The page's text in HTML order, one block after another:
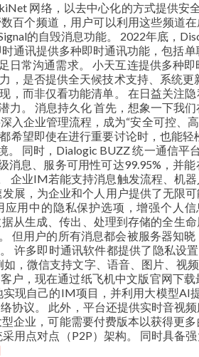
网络，以去中心化的方式提供
个频道，用户可以利用这些频道
的自毁消息功能。 2022年底，
讯提供多种即时通讯功能，包括
常沟通需求。 小天互连提供多种
是否提供全天候技术支持、系统
而非仅看功能清单。 在日益关注
。 消息持久化 首先，想象一下我
企业管理流程，成为“安全可控、
望即使在进行重要讨论时，也能
同时，Dialogic BUZZ 统一通信
息、服务可用性可达99.95%，并
企业IM若能支持消息触发流程、机
展，为企业和个人用户提供了无限
用中的隐私保护选项，增强个人
生成、传出、处理到存储的全生
用户的所有消息都会被服务器知
许多即时通讯软件都提供了隐私设
，微信支持文字、语音、图片、视
，现在通过纸飞机中文版官网下
现自己的IM项目，并利用大模型
协议。 此外，平台还提供实时音视
业，可能需要付费版本以获得更
用点对点（P2P）架构。 同时具备